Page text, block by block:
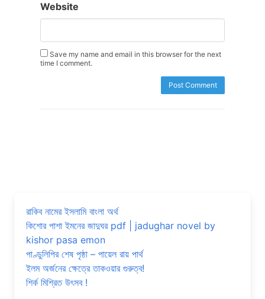
Website
Save my name and email in this browser for the next
time I comment.
রাকিব নামের ইসলামি বাংলা অর্থ
কিশোর পাশা ইমনের জাদুঘর pdf | jadughar novel by
kishor pasa emon
পাণ্ডুলিপির শেষ পৃষ্ঠা – পায়েল রায় পার্থ
ইলম অর্জনের ক্ষেত্রে তাকওয়ার গুরুত্ব!
শির্ক মিশ্রিত উৎসব !